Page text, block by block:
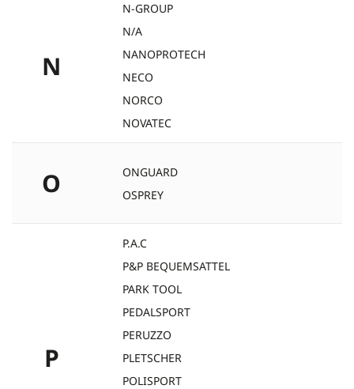
N
N-GROUP
N/A
NANOPROTECH
NECO
NORCO
NOVATEC
O
ONGUARD
OSPREY
P
P.A.C
P&P BEQUEMSATTEL
PARK TOOL
PEDALSPORT
PERUZZO
PLETSCHER
POLISPORT